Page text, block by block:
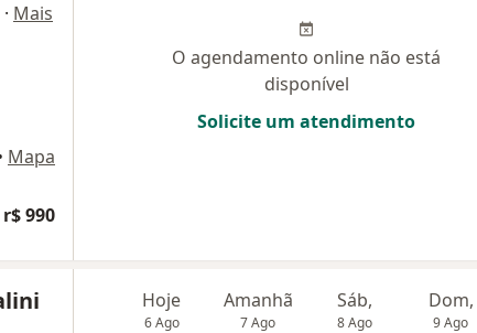
· Mais
Mapa
990
O agendamento online não está
disponível
Solicite um atendimento
Hoje
6 Ago
Amanhã
7 Ago
Sáb,
8 Ago
Dom,
9 Ago